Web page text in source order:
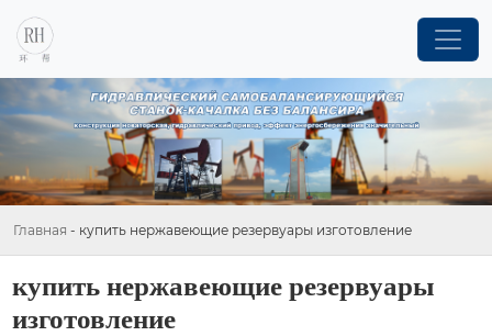
Главная - купить нержавеющие резервуары изготовление
купить нержавеющие резервуары
изготовление